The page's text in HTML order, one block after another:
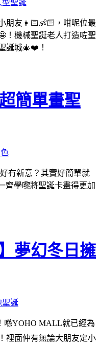
朋友👧🏻👶🏻，咁呢位最
！機械聖誕老人打造咗聖
誕城🎄❤️！
簡單畫聖
冇新意？其實好簡單就
齊學嚟將聖誕卡畫得更加
夢幻冬日擁
喺YOHO MALL就已經為
裡面仲有無論大朋友定小